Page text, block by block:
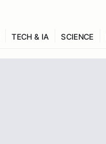
TECH & IA SCIENCE